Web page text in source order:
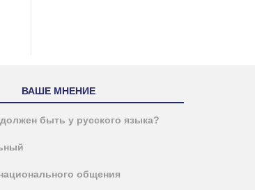
ВАШЕ МНЕНИЕ
быть у русского языка?
общения